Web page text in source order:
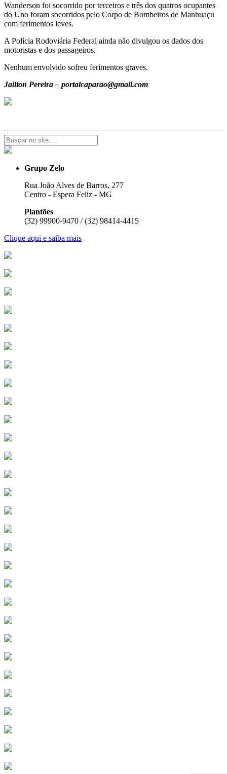
Wanderson foi socorrido por terceiros e três dos quatros ocupantes
do Uno foram socorridos pelo Corpo de Bombeiros de Manhuaçu
com ferimentos leves.
A Polícia Rodoviária Federal ainda não divulgou os dados dos
motoristas e dos passageiros.
Nenhum envolvido sofreu ferimentos graves.
Jailton Pereira – portalcaparao@gmail.com
Grupo Zelo
Rua João Alves de Barros, 277
Centro - Espera Feliz - MG
Plantões
(32) 99900-9470 / (32) 98414-4415
Clique aqui e saiba mais